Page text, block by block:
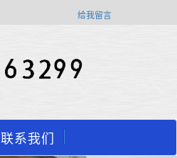
给我留言
联系我们